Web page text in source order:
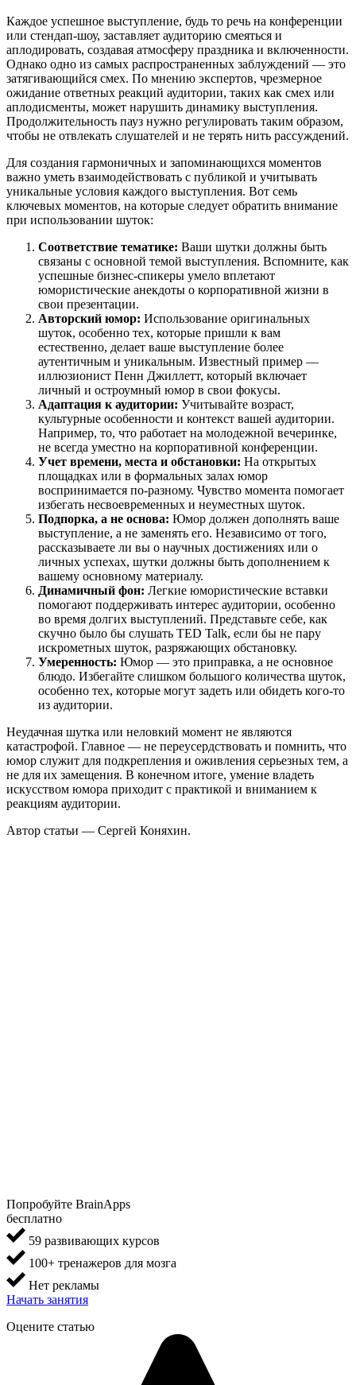
Каждое успешное выступление, будь то речь на конференции
или стендап-шоу, заставляет аудиторию смеяться и
аплодировать, создавая атмосферу праздника и включенности.
Однако одно из самых распространенных заблуждений — это
затягивающийся смех. По мнению экспертов, чрезмерное
ожидание ответных реакций аудитории, таких как смех или
аплодисменты, может нарушить динамику выступления.
Продолжительность пауз нужно регулировать таким образом,
чтобы не отвлекать слушателей и не терять нить рассуждений.
Для создания гармоничных и запоминающихся моментов
важно уметь взаимодействовать с публикой и учитывать
уникальные условия каждого выступления. Вот семь
ключевых моментов, на которые следует обратить внимание
при использовании шуток:
Соответствие тематике: Ваши шутки должны быть
связаны с основной темой выступления. Вспомните, как
успешные бизнес-спикеры умело вплетают
юмористические анекдоты о корпоративной жизни в
свои презентации.
Авторский юмор: Использование оригинальных
шуток, особенно тех, которые пришли к вам
естественно, делает ваше выступление более
аутентичным и уникальным. Известный пример —
иллюзионист Пенн Джиллетт, который включает
личный и остроумный юмор в свои фокусы.
Адаптация к аудитории: Учитывайте возраст,
культурные особенности и контекст вашей аудитории.
Например, то, что работает на молодежной вечеринке,
не всегда уместно на корпоративной конференции.
Учет времени, места и обстановки: На открытых
площадках или в формальных залах юмор
воспринимается по-разному. Чувство момента помогает
избегать несвоевременных и неуместных шуток.
Подпорка, а не основа: Юмор должен дополнять ваше
выступление, а не заменять его. Независимо от того,
рассказываете ли вы о научных достижениях или о
личных успехах, шутки должны быть дополнением к
вашему основному материалу.
Динамичный фон: Легкие юмористические вставки
помогают поддерживать интерес аудитории, особенно
во время долгих выступлений. Представьте себе, как
скучно было бы слушать TED Talk, если бы не пару
искрометных шуток, разряжающих обстановку.
Умеренность: Юмор — это приправка, а не основное
блюдо. Избегайте слишком большого количества шуток,
особенно тех, которые могут задеть или обидеть кого-то
из аудитории.
Неудачная шутка или неловкий момент не являются
катастрофой. Главное — не переусердствовать и помнить, что
юмор служит для подкрепления и оживления серьезных тем, а
не для их замещения. В конечном итоге, умение владеть
искусством юмора приходит с практикой и вниманием к
реакциям аудитории.
Автор статьи — Сергей Коняхин.
Попробуйте BrainApps
бесплатно
59 развивающих курсов
100+ тренажеров для мозга
Нет рекламы
Начать занятия
Оцените статью